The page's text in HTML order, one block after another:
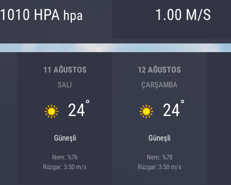
1010 HPA hpa 1.00 M/S
11 AĞUSTOS
SALI
24°
Güneşli
Nem: %76
Rüzgar: 3.50 m/s
12 AĞUSTOS
ÇARŞAMBA
24°
Güneşli
Nem: %78
Rüzgar: 3.50 m/s